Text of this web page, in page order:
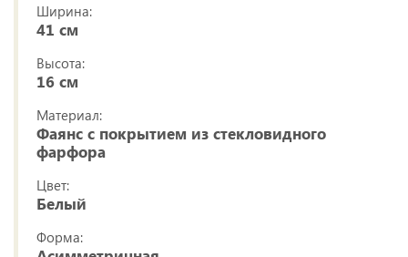
Ширина:
41 см
Высота:
16 см
Материал:
Фаянс с покрытием из стекловидного
фарфора
Цвет:
Белый
Форма: